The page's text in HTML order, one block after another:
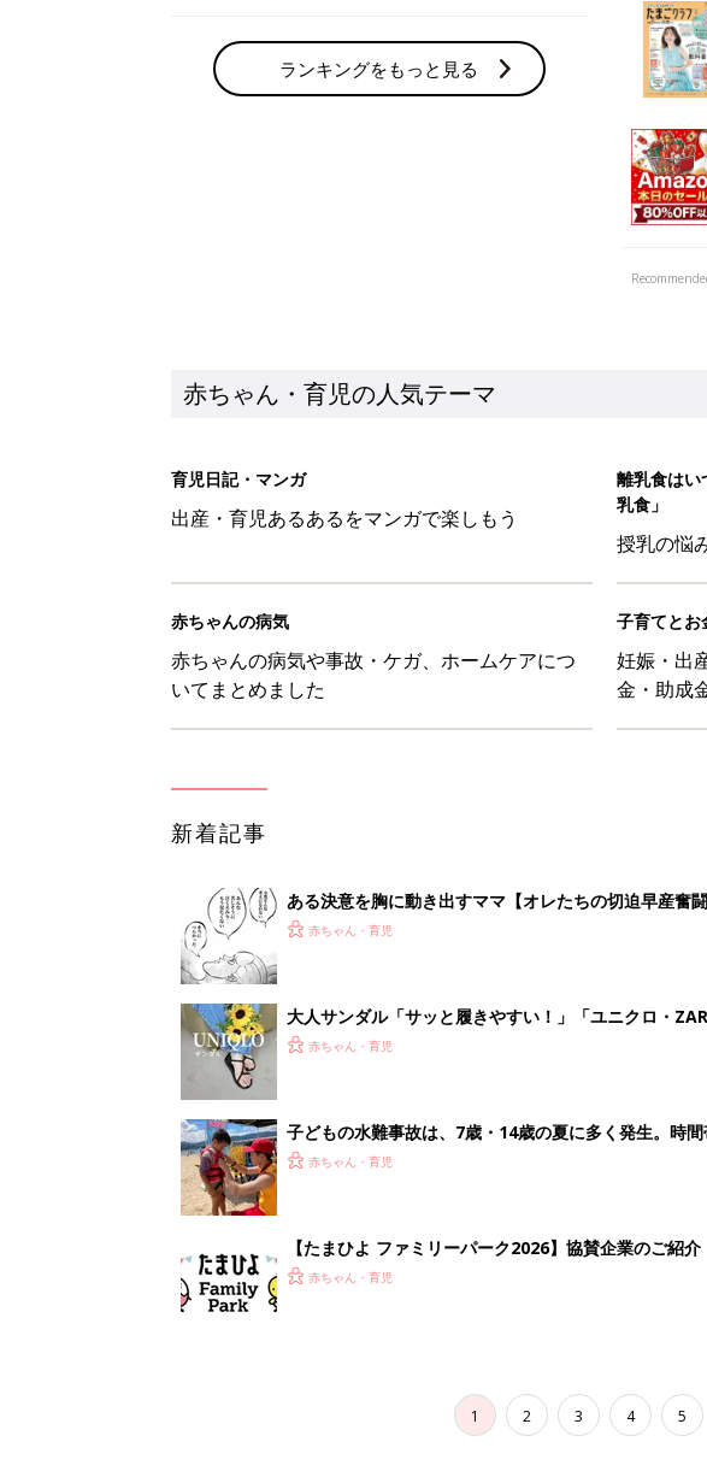
ランキングをもっと見る
赤ちゃん・育児の人気テーマ
育児日記・マンガ
出産・育児あるあるをマンガで楽しもう
離乳食はい
乳食」
授乳の悩
赤ちゃんの病気
赤ちゃんの病気や事故・ケガ、ホームケアにつ
いてまとめました
子育てとお
妊娠・出
金・助成
新着記事
ある決意を胸に動き出すママ【オレたちの切迫早産奮
赤ちゃん・育児
大人サンダル「サッと履きやすい！」「ユニクロ・
赤ちゃん・育児
子どもの水難事故は、7歳・14歳の夏に多く発生。時
まねく【専門家】
赤ちゃん・育児
【たまひよ ファミリーパーク2026】協賛企業のご紹介
赤ちゃん・育児
1 2 3 4 5